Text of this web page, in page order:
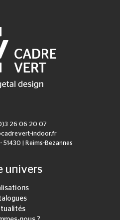
26 06 20 07
indoor.fr
51430 | Reims-Bezannes
univers